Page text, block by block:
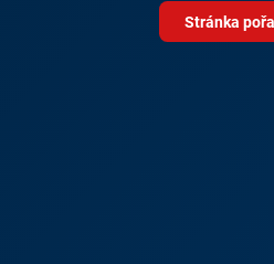
Stránka